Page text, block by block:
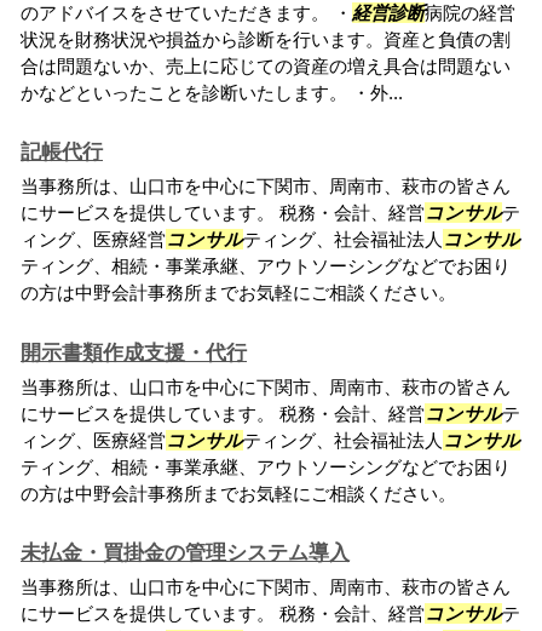
のアドバイスをさせていただきます。 ・ 経営診断病院の経営
状況を財務状況や損益から診断を行います。資産と負債の割
合は問題ないか、売上に応じての資産の増え具合は問題ない
かなどといったことを診断いたします。 ・外...
記帳代行
当事務所は、山口市を中心に下関市、周南市、萩市の皆さん
にサービスを提供しています。 税務・会計、経営コンサルテ
ィング、医療経営コンサルティング、社会福祉法人 コンサル
ティング、相続・事業承継、アウトソーシングなどでお困り
の方は中野会計事務所までお気軽にご相談ください。
開示書類作成支援・代行
当事務所は、山口市を中心に下関市、周南市、萩市の皆さん
にサービスを提供しています。 税務・会計、経営コンサルテ
ィング、医療経営コンサルティング、社会福祉法人 コンサル
ティング、相続・事業承継、アウトソーシングなどでお困り
の方は中野会計事務所までお気軽にご相談ください。
未払金・買掛金の管理システム導入
当事務所は、山口市を中心に下関市、周南市、萩市の皆さん
にサービスを提供しています。 税務・会計、経営コンサルテ